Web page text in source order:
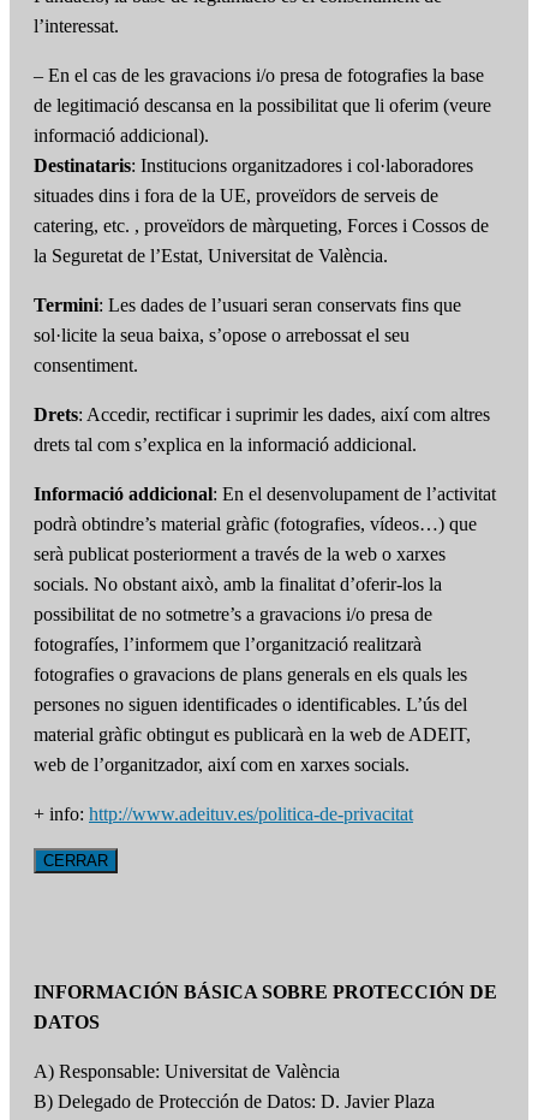
l’interessat.
– En el cas de les gravacions i/o presa de fotografies la base
de legitimació descansa en la possibilitat que li oferim (veure
informació addicional).
Destinataris: Institucions organitzadores i col·laboradores
situades dins i fora de la UE, proveïdors de serveis de
catering, etc. , proveïdors de màrqueting, Forces i Cossos de
la Seguretat de l’Estat, Universitat de València.
Termini: Les dades de l’usuari seran conservats fins que
sol·licite la seua baixa, s’opose o arrebossat el seu
consentiment.
Drets: Accedir, rectificar i suprimir les dades, així com altres
drets tal com s’explica en la informació addicional.
Informació addicional: En el desenvolupament de l’activitat
podrà obtindre’s material gràfic (fotografies, vídeos…) que
serà publicat posteriorment a través de la web o xarxes
socials. No obstant això, amb la finalitat d’oferir-los la
possibilitat de no sotmetre’s a gravacions i/o presa de
fotografíes, l’informem que l’organització realitzarà
fotografies o gravacions de plans generals en els quals les
persones no siguen identificades o identificables. L’ús del
material gràfic obtingut es publicarà en la web de ADEIT,
web de l’organitzador, així com en xarxes socials.
+ info: http://www.adeituv.es/politica-de-privacitat
CERRAR
INFORMACIÓN BÁSICA SOBRE PROTECCIÓN DE
DATOS
A) Responsable: Universitat de València
B) Delegado de Protección de Datos: D. Javier Plaza